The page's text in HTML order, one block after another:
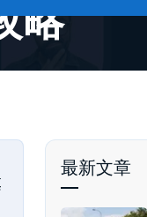
略
最新文章